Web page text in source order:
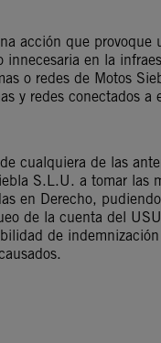
acción que provoque
innecesaria en la
o redes de Motos
y redes conectados a
cualquiera de las
S.L.U. a tomar las
en Derecho,
de la cuenta del
de